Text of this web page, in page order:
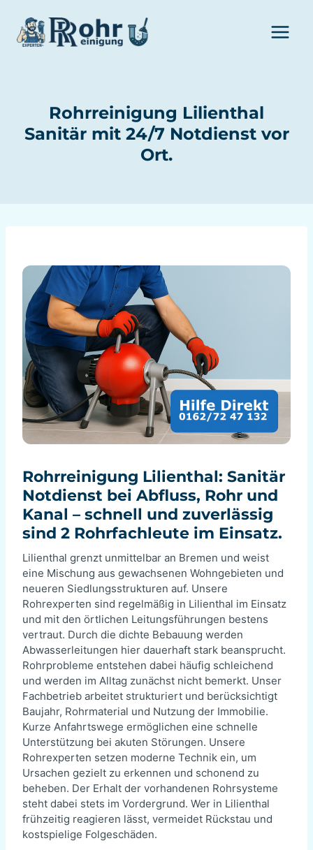
Inhalt
springen
Rohrreinigung Lilienthal
Sanitär mit 24/7 Notdienst vor
Ort.
Rohrreinigung Lilienthal: Sanitär
Notdienst bei Abfluss, Rohr und
Kanal – schnell und zuverlässig
sind 2 Rohrfachleute im Einsatz.
Lilienthal grenzt unmittelbar an Bremen und weist
eine Mischung aus gewachsenen Wohngebieten und
neueren Siedlungsstrukturen auf. Unsere
Rohrexperten sind regelmäßig in Lilienthal im Einsatz
und mit den örtlichen Leitungsführungen bestens
vertraut. Durch die dichte Bebauung werden
Abwasserleitungen hier dauerhaft stark beansprucht.
Rohrprobleme entstehen dabei häufig schleichend
und werden im Alltag zunächst nicht bemerkt. Unser
Fachbetrieb arbeitet strukturiert und berücksichtigt
Baujahr, Rohrmaterial und Nutzung der Immobilie.
Kurze Anfahrtswege ermöglichen eine schnelle
Unterstützung bei akuten Störungen. Unsere
Rohrexperten setzen moderne Technik ein, um
Ursachen gezielt zu erkennen und schonend zu
beheben. Der Erhalt der vorhandenen Rohrsysteme
steht dabei stets im Vordergrund. Wer in Lilienthal
frühzeitig reagieren lässt, vermeidet Rückstau und
kostspielige Folgeschäden.